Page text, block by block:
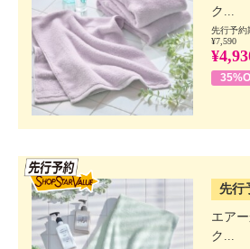
ク...
先行予
¥7,590
先行
エア
ク...